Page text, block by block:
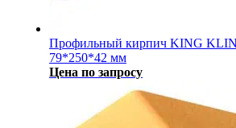
Профильный кирпич KING
79*250*42 мм
Цена по запросу